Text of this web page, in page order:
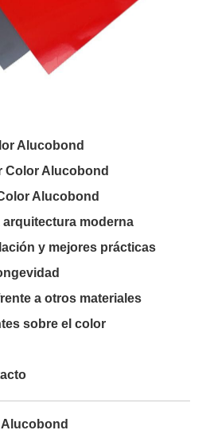
Alucobond
Color Alucobond
Alucobond
moderna
y mejores prácticas
a otros materiales
sobre el color